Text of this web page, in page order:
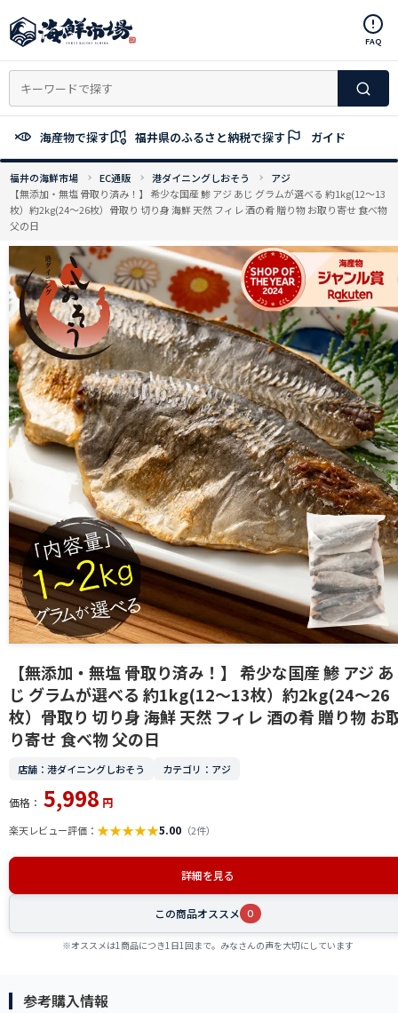
ン
ン
へ
ッ
FAQ
海産物で探す 福井県のふるさと納税で探す ガイド
福井の海鮮市場 EC通販 港ダイニングしおそう
アジ
【無添加・無塩 骨取り済み！】 希少な国産 鯵 アジ あじ グラムが選べる 約1kg(12〜13
枚）約2kg(24〜26枚）骨取り 切り身 海鮮 天然 フィレ 酒の肴 贈り物 お取り寄せ 食べ物
父の日
【無添加・無塩 骨取り済み！】 希少な国産 鯵 アジ あ
じ グラムが選べる 約1kg(12〜13枚）約2kg(24〜26
枚）骨取り 切り身 海鮮 天然 フィレ 酒の肴 贈り物 お
り寄せ 食べ物 父の日
店舗：港ダイニングしおそう カテゴリ：アジ
価格： 5,998 円
楽天レビュー評価： ★★★★★5.00 （2件）
詳細を見る
この商品オススメ 0
※オススメは1商品につき1日1回まで。みなさんの声を大切にしています
参考購入情報